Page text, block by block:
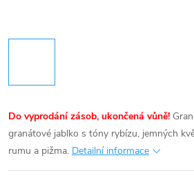
Do vyprodání zásob, ukončená vůně!
granátové jablko s tóny rybízu, jemných
rumu a pižma. Detailní informace